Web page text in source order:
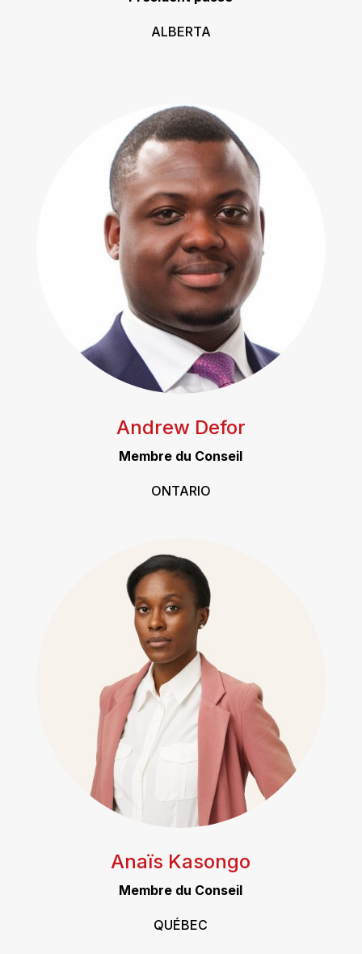
ALBERTA
Andrew Defor
Membre du Conseil
ONTARIO
Anaïs Kasongo
Membre du Conseil
QUÉBEC